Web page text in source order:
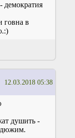
демократия
говна в
12.03.2018 05:38
душить -